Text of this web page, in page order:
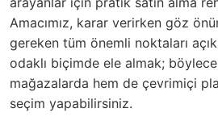
Amacımız, karar verirken göz
gereken tüm önemli noktaları
odaklı biçimde ele almak;
mağazalarda hem de çevrimiçi
seçim yapabilirsiniz.